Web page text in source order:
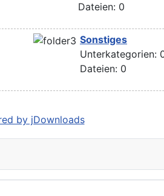
Dateien: 0
Sonstiges
Unterkategorien:
Dateien: 0
by jDownloads